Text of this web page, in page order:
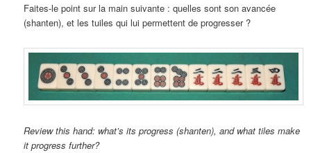
Faites-le point sur la main suivante : quelles sont son avancée
(shanten), et les tuiles qui lui permettent de progresser ?
Review this hand: what’s its progress (shanten), and what tiles make
it progress further?